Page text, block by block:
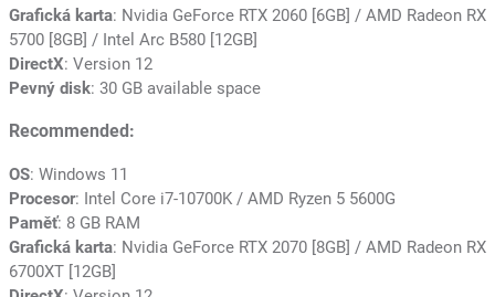
Grafická karta: Nvidia GeForce RTX 2060 [6GB] / AMD Radeon RX
5700 [8GB] / Intel Arc B580 [12GB]
DirectX: Version 12
Pevný disk: 30 GB available space
Recommended:
OS: Windows 11
Procesor: Intel Core i7-10700K / AMD Ryzen 5 5600G
Paměť: 8 GB RAM
Grafická karta: Nvidia GeForce RTX 2070 [8GB] / AMD Radeon RX
6700XT [12GB]